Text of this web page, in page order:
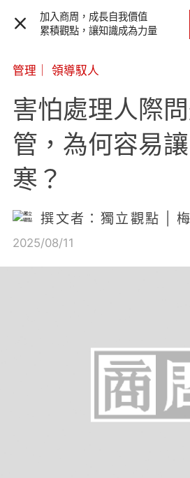
加入商周，成長自我價值
累積觀點，讓知識成為力量
管理 領導馭人
害怕處理人際
管，為何容易
寒？
撰文者：獨立觀點 |
2025/08/11